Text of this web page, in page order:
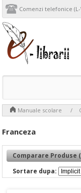
Comenzi telefonice (L-
Manuale scolare
Franceza
Comparare Produse
Sortare dupa: